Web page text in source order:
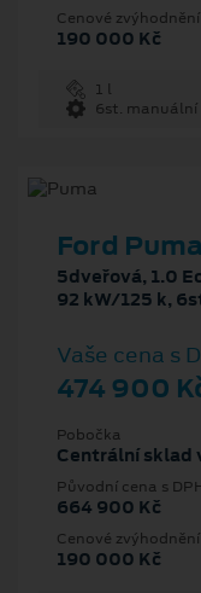
Cenové zvýhodnění
190 000 Kč
1 l
6st. manuální
Ford
5dveřová, 1.0
92 kW/125 k,
Vaše cena s
474 900
Pobočka
Centrální sklad
Původní cena s
664 900 Kč
Cenové zvýhodnění
190 000 Kč